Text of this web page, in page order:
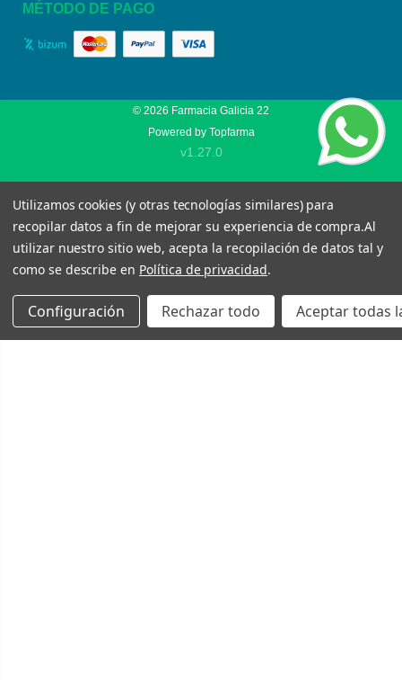
MÉTODO DE PAGO
© 2026 Farmacia Galicia 22
Powered by Topfarma
v1.27.0
Utilizamos cookies (y otras tecnologías similares) para
recopilar datos a fin de mejorar su experiencia de compra.Al
utilizar nuestro sitio web, acepta la recopilación de datos tal y
como se describe en Política de privacidad.
Configuración Rechazar todo Aceptar todas